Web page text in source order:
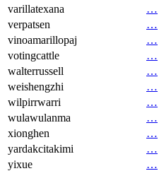
varillatexana
…
verpatsen
…
vinoamarillopaj
…
votingcattle
…
walterrussell
…
weishengzhi
…
wilpirrwarri
…
wulawulanma
…
xionghen
…
yardakcitakimi
…
yixue
…